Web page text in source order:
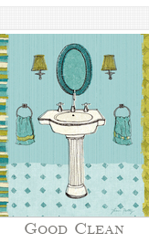
Good Clean